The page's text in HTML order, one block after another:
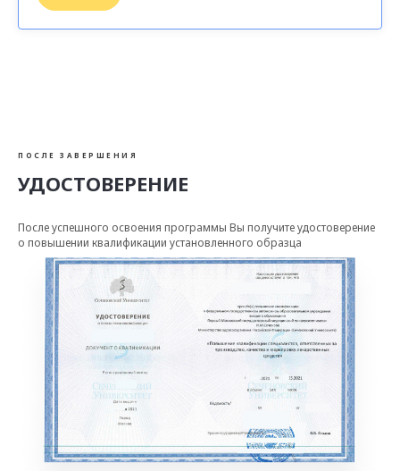
ПОСЛЕ ЗАВЕРШЕНИЯ
УДОСТОВЕРЕНИЕ
После успешного освоения программы Вы получите удостоверение
о повышении квалификации установленного образца